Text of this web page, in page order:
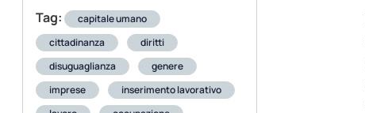
Tag:
capitale umano
cittadinanza
diritti
disuguaglianza
genere
imprese
inserimento lavorativo